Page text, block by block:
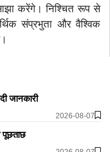
करेंगे। निश्चित रूप से
संप्रभुता और वैश्विक
जानकारी
2026-08-07
पूछताछ